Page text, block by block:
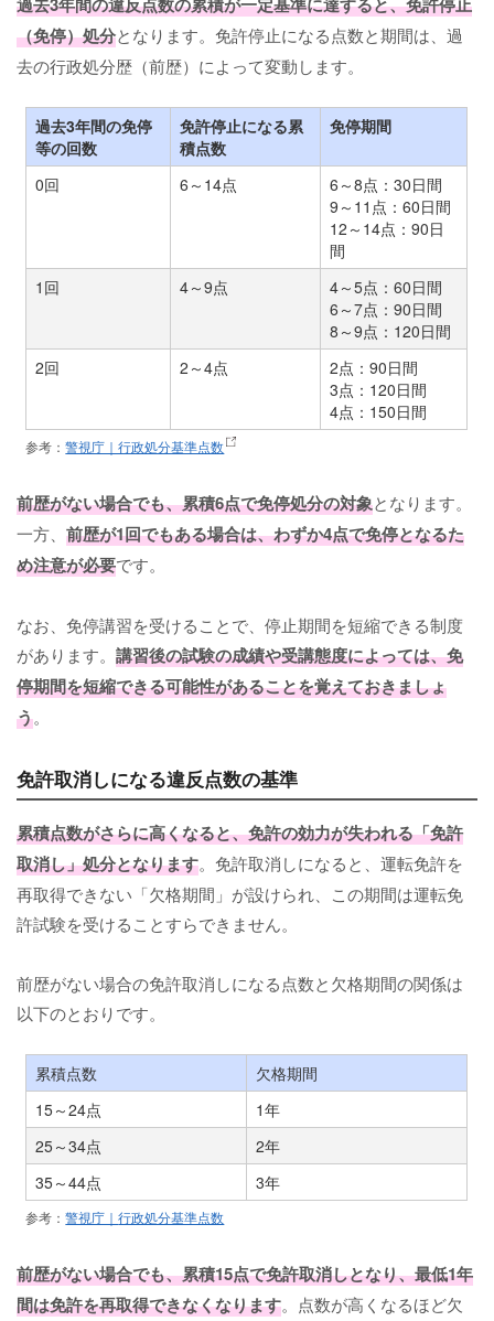
（免停）処分となります。免許停止になる点数と期間は、過
去の行政処分歴（前歴）によって変動します。
過去3年間の免停
等の回数
免許停止になる累
積点数
免停期間
0回 6～14点
6～8点：30日間
9～11点：60日間
12～14点：90日
間
1回
4～9点
4～5点：60日間
6～7点：90日間
8～9点：120日間
2回
2～4点
2点：90日間
3点：120日間
4点：150日間
参考：警視庁｜行政処分基準点数
前歴がない場合でも、累積6点で免停処分の対象となります。
一方、 前歴が1回でもある場合は、わずか4点で免停となるた
め注意が必要です。
なお、免停講習を受けることで、停止期間を短縮できる制度
があります。 講習後の試験の成績や受講態度によっては、免
停期間を短縮できる可能性があることを覚えておきましょ
う。
免許取消しになる違反点数の基準
累積点数がさらに高くなると、免許の効力が失われる「免許
取消し」処分となります。免許取消しになると、運転免許を
再取得できない「欠格期間」が設けられ、この期間は運転免
許試験を受けることすらできません。
前歴がない場合の免許取消しになる点数と欠格期間の関係は
以下のとおりです。
累積点数
欠格期間
15～24点
1年
25～34点
2年
35～44点
3年
参考：警視庁｜行政処分基準点数
前歴がない場合でも、累積15点で免許取消しとなり、最低1年
間は免許を再取得できなくなります。点数が高くなるほど欠